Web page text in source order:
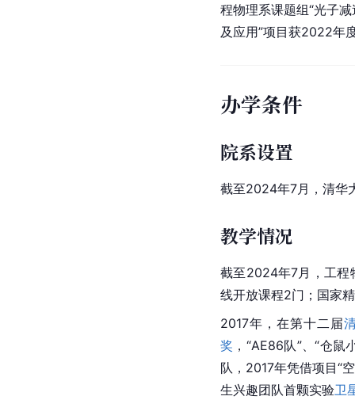
程物理系课题组“光子
及应用”项目获2022年
办学条件
院系设置
截至2024年7月，清华
教学情况
截至2024年7月，工程
线开放课程2门；国家
2017年，在第十二届
奖 ，“AE86队”、“仓鼠
队，2017年凭借项目“
生兴趣团队首颗实验卫